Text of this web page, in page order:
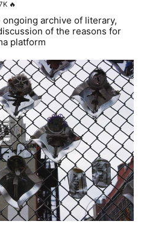
🔥
archive of literary,
of the reasons for
platform